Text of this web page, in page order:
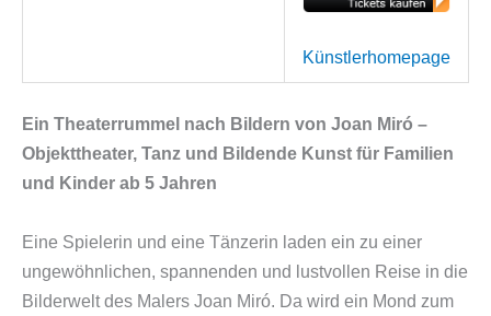
Künstlerhomepage
Ein Theaterrummel nach Bildern von Joan Miró –
Objekttheater, Tanz und Bildende Kunst für Familien
und Kinder ab 5 Jahren
Eine Spielerin und eine Tänzerin laden ein zu einer
ungewöhnlichen, spannenden und lustvollen Reise in die
Bilderwelt des Malers Joan Miró. Da wird ein Mond zum